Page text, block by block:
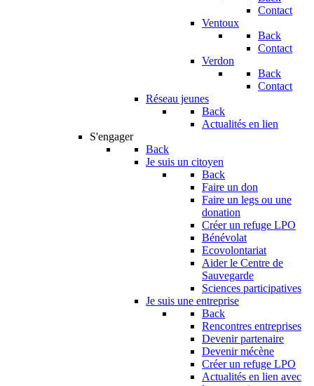
Contact
Ventoux
Back
Contact
Verdon
Back
Contact
Réseau jeunes
Back
Actualités en lien
S'engager
Back
Je suis un citoyen
Back
Faire un don
Faire un legs ou une
donation
Créer un refuge LPO
Bénévolat
Ecovolontariat
Aider le Centre de
Sauvegarde
Sciences participatives
Je suis une entreprise
Back
Rencontres entreprises
Devenir partenaire
Devenir mécène
Créer un refuge LPO
Actualités en lien avec